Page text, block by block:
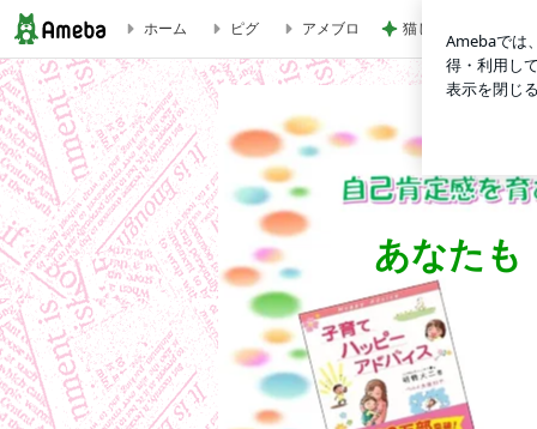
2021年度「認定子育てハッピーアドバイザー養成講座」開
ホーム ピグ アメブロ 猫じゃらしを離さ
あなたも